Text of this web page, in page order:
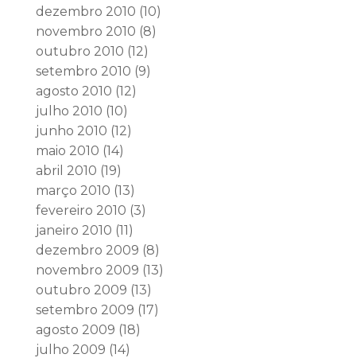
dezembro 2010 (10)
novembro 2010 (8)
outubro 2010 (12)
setembro 2010 (9)
agosto 2010 (12)
julho 2010 (10)
junho 2010 (12)
maio 2010 (14)
abril 2010 (19)
março 2010 (13)
fevereiro 2010 (3)
janeiro 2010 (11)
dezembro 2009 (8)
novembro 2009 (13)
outubro 2009 (13)
setembro 2009 (17)
agosto 2009 (18)
julho 2009 (14)